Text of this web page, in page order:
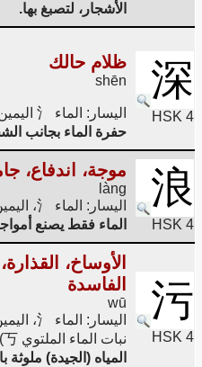
الأشجار، لتصبغ بها.
深
HSK 4
ظلام حالك
shēn
اليسار: الماء 氵 اليمين: 罙 (نوع الحفرة 穴، الشجرة 木)
حفرة الماء بجانب
浪
HSK 4
موجة، اندفاع،
làng
اليسار: الماء 氵، اليمين: جيد 良
الماء فقط يصنع
污
HSK 4
الأوساخ،
الفاسدة
wū
نبات الماء الملتوي 丂)
المياه (الجيدة)